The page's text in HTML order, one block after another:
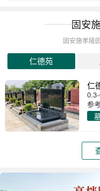
固安
固安施孝陵
仁德苑
仁
参